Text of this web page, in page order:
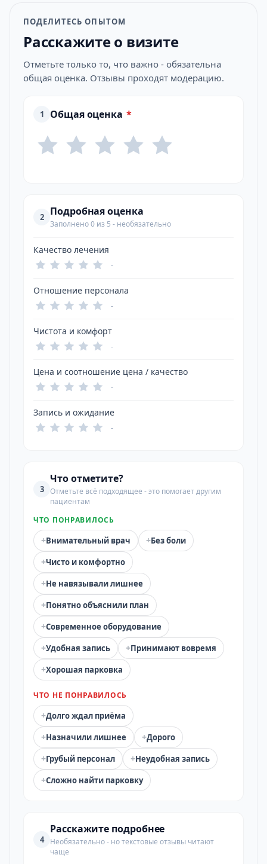
ПОДЕЛИТЕСЬ ОПЫТОМ
Расскажите о визите
Отметьте только то, что важно - обязательна
общая оценка. Отзывы проходят модерацию.
1 Общая оценка *
2 Подробная оценка
Заполнено 0 из 5 - необязательно
Качество лечения
-
Отношение персонала
-
Чистота и комфорт
-
Цена и соотношение цена / качество
-
Запись и ожидание
-
3
Что отметите?
Отметьте всё подходящее - это помогает другим
пациентам
ЧТО ПОНРАВИЛОСЬ
+Внимательный врач +Без боли
+Чисто и комфортно
+Не навязывали лишнее
+Понятно объяснили план
+Современное оборудование
+Удобная запись +Принимают вовремя
+Хорошая парковка
ЧТО НЕ ПОНРАВИЛОСЬ
+Долго ждал приёма
+Назначили лишнее +Дорого
+Грубый персонал +Неудобная запись
+Сложно найти парковку
4
Расскажите подробнее
Необязательно - но текстовые отзывы читают
чаще